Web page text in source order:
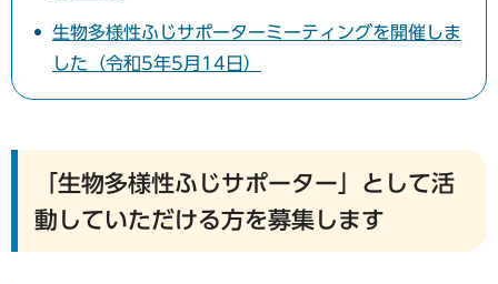
生物多様性ふじサポーターミーティングを開催しま
した（令和5年5月14日）
「生物多様性ふじサポーター」として活
動していただける方を募集します